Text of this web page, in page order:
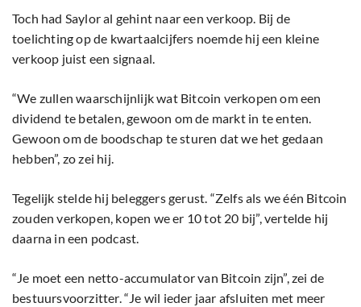
Toch had Saylor al gehint naar een verkoop. Bij de
toelichting op de kwartaalcijfers noemde hij een kleine
verkoop juist een signaal.
“We zullen waarschijnlijk wat Bitcoin verkopen om een
dividend te betalen, gewoon om de markt in te enten.
Gewoon om de boodschap te sturen dat we het gedaan
hebben”, zo zei hij.
Tegelijk stelde hij beleggers gerust. “Zelfs als we één Bitcoin
zouden verkopen, kopen we er 10 tot 20 bij”, vertelde hij
daarna in een podcast.
“Je moet een netto-accumulator van Bitcoin zijn”, zei de
bestuursvoorzitter. “Je wil ieder jaar afsluiten met meer